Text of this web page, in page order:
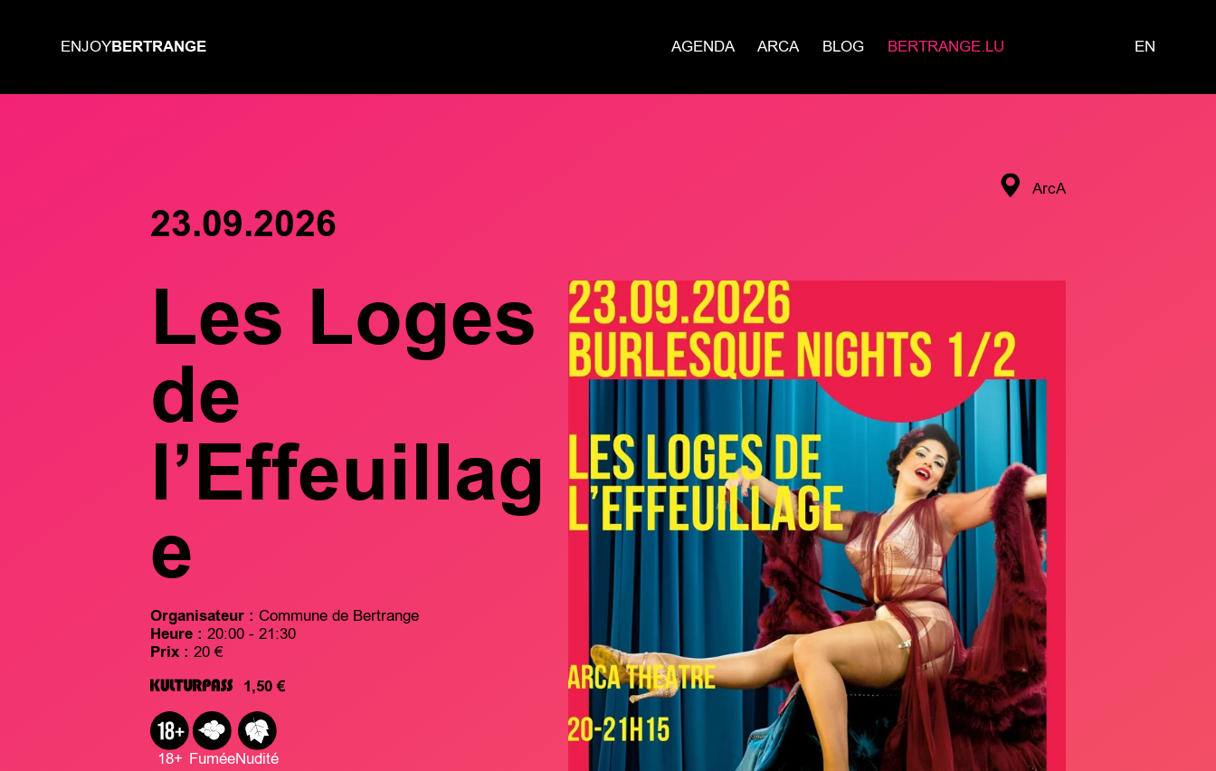
ENJOYBERTRANGE AGENDA ARCA BLOG BERTRANGE.LU EN
23.09.2026
ArcA
Les Loges
de
l’Effeuillag
e
Organisateur : Commune de Bertrange
Heure : 20:00 - 21:30
Prix : 20 €
1,50 €
18+ FuméeNudité